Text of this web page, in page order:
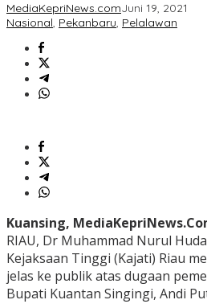
MediaKepriNews.comJuni 19, 2021
Nasional, Pekanbaru, Pelalawan
Kuansing,
RIAU, Dr Muhammad Nurul
Kejaksaan Tinggi (Kajati) Riau
jelas ke publik atas dugaan
Bupati Kuantan Singingi, Andi